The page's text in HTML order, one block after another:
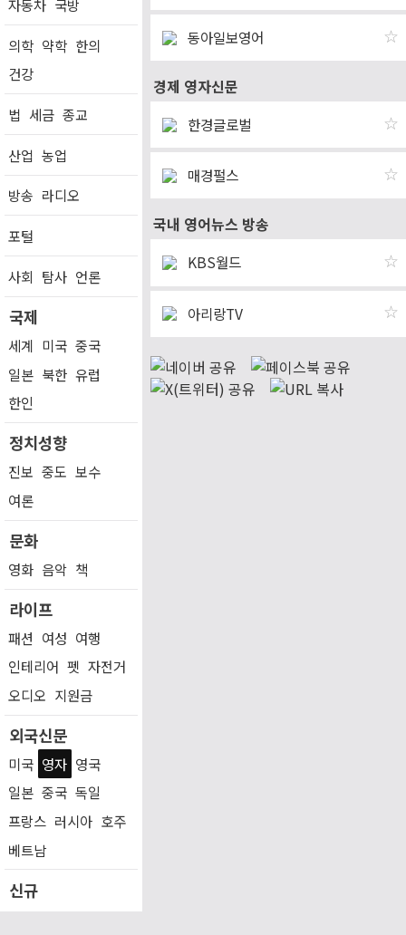
자동차 국방
의학 약학 한의
건강
법 세금 종교
산업 농업
방송 라디오
포털
사회 탐사 언론
국제
세계 미국 중국
일본 북한 유럽
한인
정치성향
진보 중도 보수
여론
문화
영화 음악 책
라이프
패션 여성 여행
인테리어 펫 자전거
오디오 지원금
외국신문
미국 영자 영국
일본 중국 독일
프랑스 러시아 호주
베트남
신규
동아일보영어 ☆
경제 영자신문
한경글로벌 ☆
매경펄스 ☆
국내 영어뉴스 방송
KBS월드 ☆
아리랑TV ☆